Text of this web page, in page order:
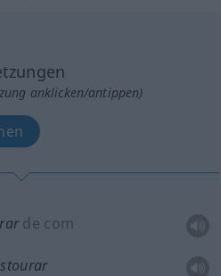
anklicken/antippen)
de com